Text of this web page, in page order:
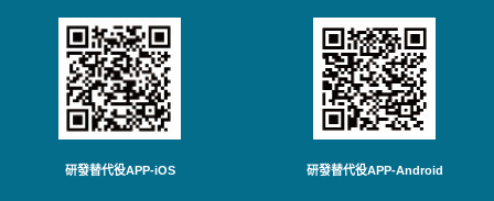
研發替代役APP-iOS 研發替代役APP-Android